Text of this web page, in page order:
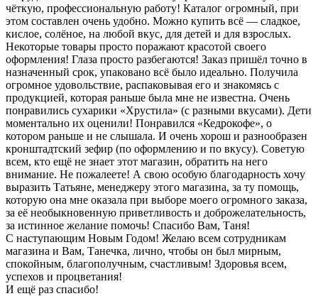
чёткую, профессиональную работу! Каталог огромный, при
этом составлен очень удобно. Можно купить всё — сладкое,
кислое, солёное, на любой вкус, для детей и для взрослых.
Некоторые товары просто поражают красотой своего
оформления! Глаза просто разбегаются! Заказ пришёл точно в
назначенный срок, упаковано всё было идеально. Получила
огромное удовольствие, распаковывая его и знакомясь с
продукцией, которая раньше была мне не известна. Очень
понравились сухарики «Хрустила» (с разными вкусами). Дети
моментально их оценили! Понравился «Кедрокофе», о
котором раньше и не слышала. И очень хорош и разнообразен
кронштадтский зефир (по оформлению и по вкусу). Советую
всем, кто ещё не знает этот магазин, обратить на него
внимание. Не пожалеете! А свою особую благодарность хочу
выразить Татьяне, менеджеру этого магазина, за ту помощь,
которую она мне оказала при выборе моего огромного заказа,
за её необыкновенную приветливость и доброжелательность,
за истинное желание помочь! Спасибо Вам, Таня!
С наступающим Новым Годом! Желаю всем сотрудникам
магазина и Вам, Танечка, лично, чтобы он был мирным,
спокойным, благополучным, счастливым! Здоровья всем,
успехов и процветания!
И ещё раз спасибо!